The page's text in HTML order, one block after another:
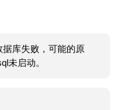
据库失败，可能的原
未启动。